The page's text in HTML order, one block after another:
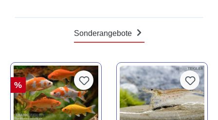
Sonderangebote
%